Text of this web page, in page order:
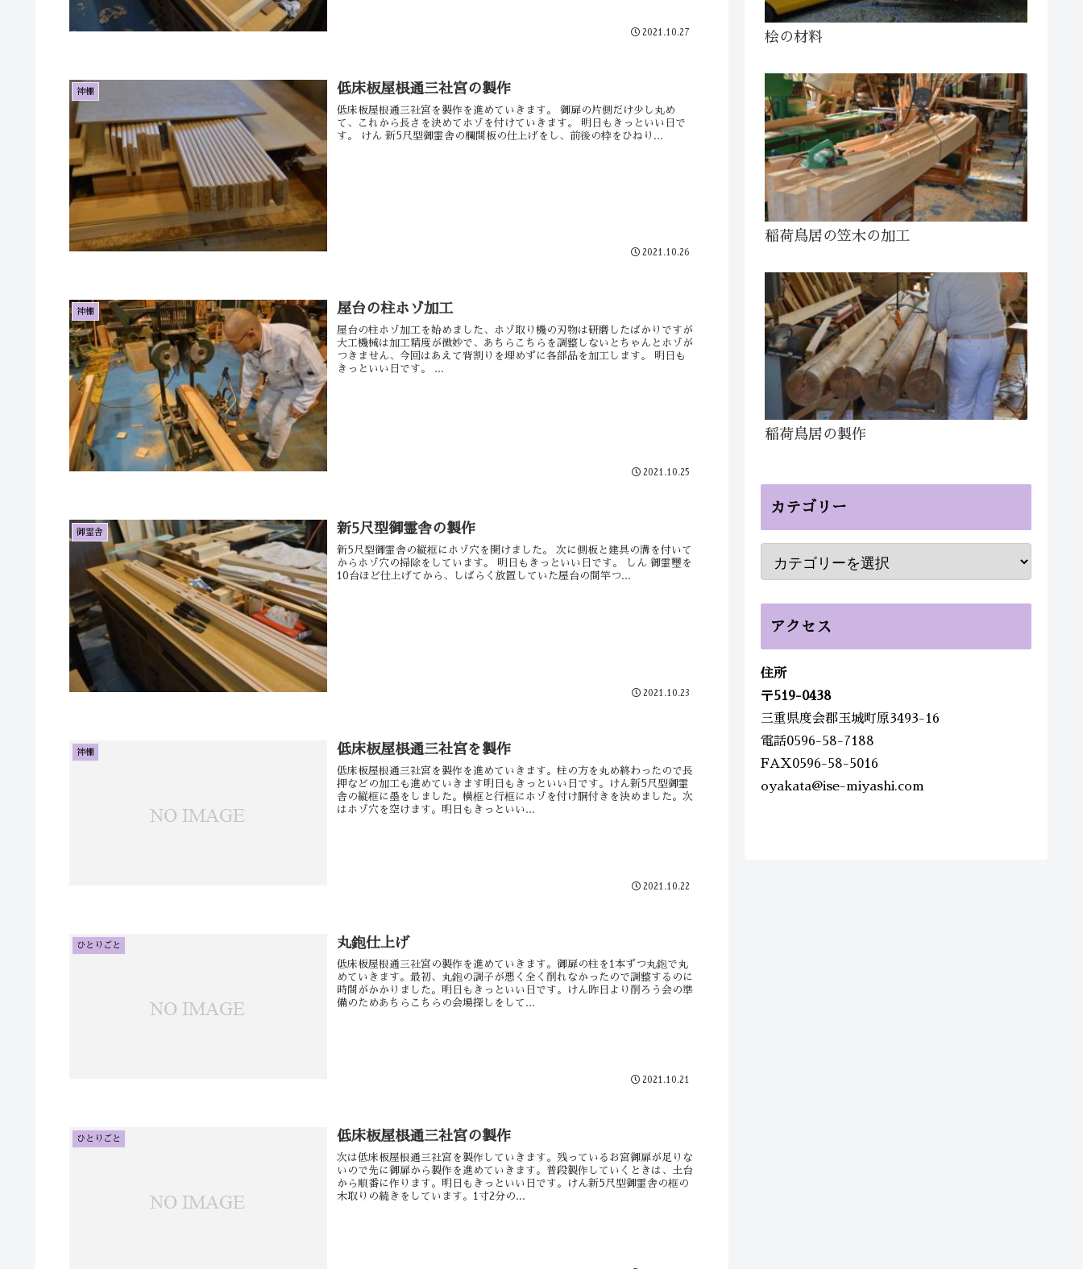
2021.10.27
神棚 低床板屋根通三社宮の製作
低床板屋根通三社宮を製作を進めていきます。 御扉の片側だけ少し丸め
て、これから長さを決めてホゾを付けていきます。 明日もきっといい日で
す。 けん 新5尺型御霊舎の欄間板の仕上げをし、前後の枠をひねり...
2021.10.26
神棚 屋台の柱ホゾ加工
屋台の柱ホゾ加工を始めました、ホゾ取り機の刃物は研磨したばかりですが
大工機械は加工精度が微妙で、あちらこちらを調整しないとちゃんとホゾが
つきません、今回はあえて背割りを埋めずに各部品を加工します。 明日も
きっといい日です。 ...
2021.10.25
御霊舎 新5尺型御霊舎の製作
新5尺型御霊舎の縦框にホゾ穴を開けました。 次に側板と建具の溝を付いて
からホゾ穴の掃除をしています。 明日もきっといい日です。 しん 御霊璽を
10台ほど仕上げてから、しばらく放置していた屋台の間竿つ...
2021.10.23
神棚 低床板屋根通三社宮を製作
低床板屋根通三社宮を製作を進めていきます。柱の方を丸め終わったので長
押などの加工も進めていきます明日もきっといい日です。けん新5尺型御霊
舎の縦框に墨をしました。横框と行框にホゾを付け胴付きを決めました。次
はホゾ穴を空けます。明日もきっといい...
2021.10.22
ひとりごと 丸鉋仕上げ
低床板屋根通三社宮の製作を進めていきます。御扉の柱を1本ずつ丸鉋で丸
めていきます。最初、丸鉋の調子が悪く全く削れなかったので調整するのに
時間がかかりました。明日もきっといい日です。けん昨日より削ろう会の準
備のためあちらこちらの会場探しをして...
2021.10.21
ひとりごと 低床板屋根通三社宮の製作
次は低床板屋根通三社宮を製作していきます。残っているお宮御扉が足りな
いので先に御扉から製作を進めていきます。普段製作していくときは、土台
から順番に作ります。明日もきっといい日です。けん新5尺型御霊舎の框の
木取りの続きをしています。1寸2分の...
桧の材料
稲荷鳥居の笠木の加工
稲荷鳥居の製作
カテゴリー
アクセス
住所
〒519-0438
三重県度会郡玉城町原3493-16
電話0596-58-7188
FAX0596-58-5016
oyakata@ise-miyashi.com